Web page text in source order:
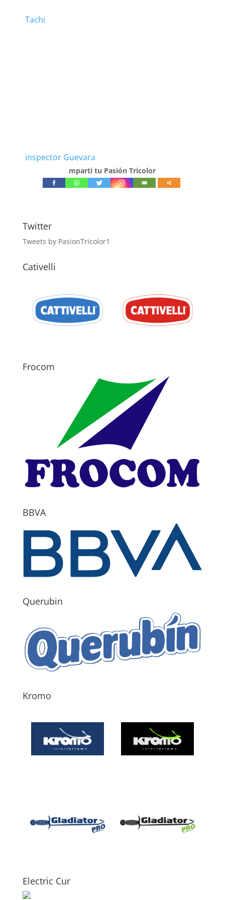
Tachi
inspector Guevara
mpartí tu Pasión Tricolor
Twitter
Tweets by PasionTricolor1
Cativelli
Frocom
BBVA
Querubin
Kromo
Electric Cur